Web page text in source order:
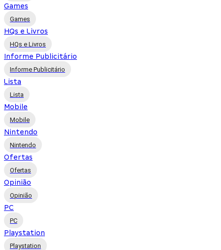
Games
Games
HQs e Livros
HQs e Livros
Informe Publicitário
Informe Publicitário
Lista
Lista
Mobile
Mobile
Nintendo
Nintendo
Ofertas
Ofertas
Opinião
Opinião
PC
PC
Playstation
Playstation